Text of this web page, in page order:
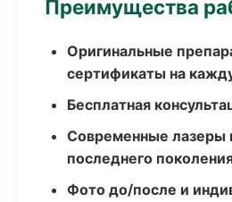
Преимущества
Оригинальные
сертификаты на
Бесплатная
Современные лазеры
последнего
Фото до/после и